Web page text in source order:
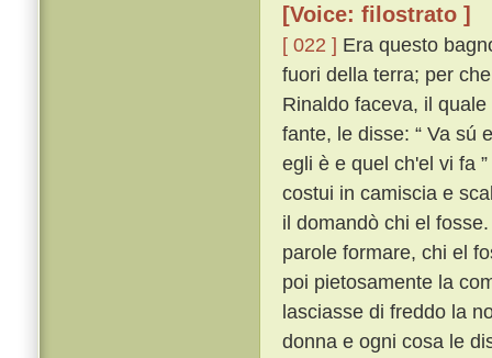
[Voice: filostrato ]
[ 022 ] Era questo
fuori della terra; per
Rinaldo faceva, il
fante, le disse: “ Va sú
egli è e quel ch'el vi fa
costui in camiscia e
il domandò chi el
parole formare, chi el
poi pietosamente la
lasciasse di freddo la
donna e ogni cosa le